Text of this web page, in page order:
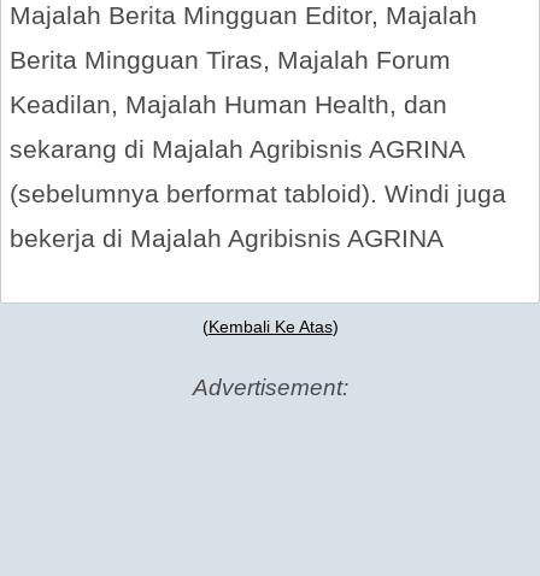
Majalah Berita Mingguan Editor, Majalah
Berita Mingguan Tiras, Majalah Forum
Keadilan, Majalah Human Health, dan
sekarang di Majalah Agribisnis AGRINA
(sebelumnya berformat tabloid). Windi juga
bekerja di Majalah Agribisnis AGRINA
(Kembali Ke Atas)
Advertisement: